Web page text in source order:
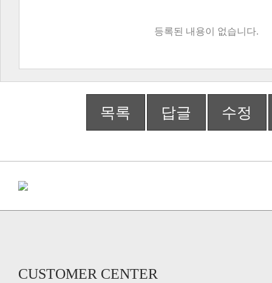
등록된 내용이 없습니다.
목록 답글 수정
CUSTOMER CENTER